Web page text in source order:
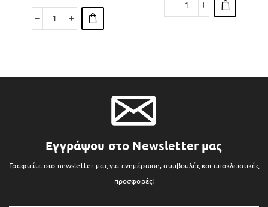
Εγγράψου στο Newsletter μας
Γραφτείτε στο newsletter μας για ενημέρωση, συμβουλές και αποκλειστικές
προσφορές!